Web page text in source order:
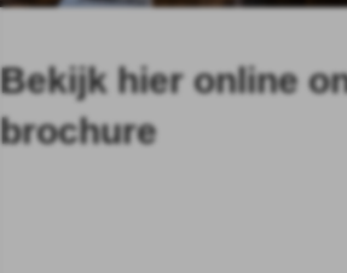
Bekijk hier online
brochure